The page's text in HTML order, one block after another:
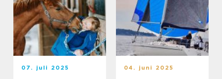
07. juli 2025 04. juni 2025